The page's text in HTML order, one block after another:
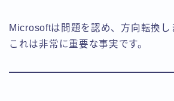
Microsoftは問題を認め、方向転換し
これは非常に重要な事実です。